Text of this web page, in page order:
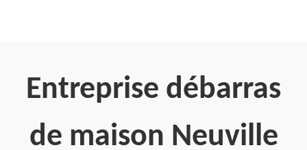
Entreprise débarras
de maison Neuville